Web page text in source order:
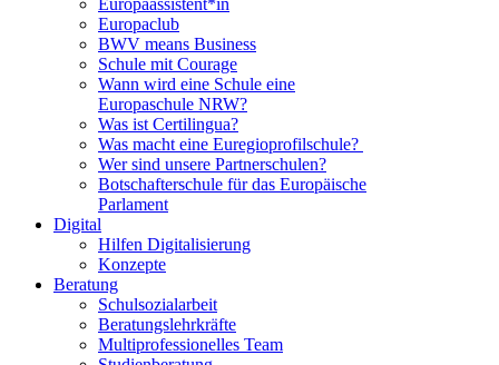
Europaassistent*in
Europaclub
BWV means Business
Schule mit Courage
Wann wird eine Schule eine
Europaschule NRW?
Was ist Certilingua?
Was macht eine Euregioprofilschule?
Wer sind unsere Partnerschulen?
Botschafterschule für das Europäische
Parlament
Digital
Hilfen Digitalisierung
Konzepte
Beratung
Schulsozialarbeit
Beratungslehrkräfte
Multiprofessionelles Team